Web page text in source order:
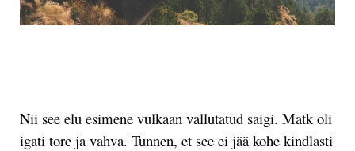
Nii see elu esimene vulkaan vallutatud saigi. Matk oli
igati tore ja vahva. Tunnen, et see ei jää kohe kindlasti